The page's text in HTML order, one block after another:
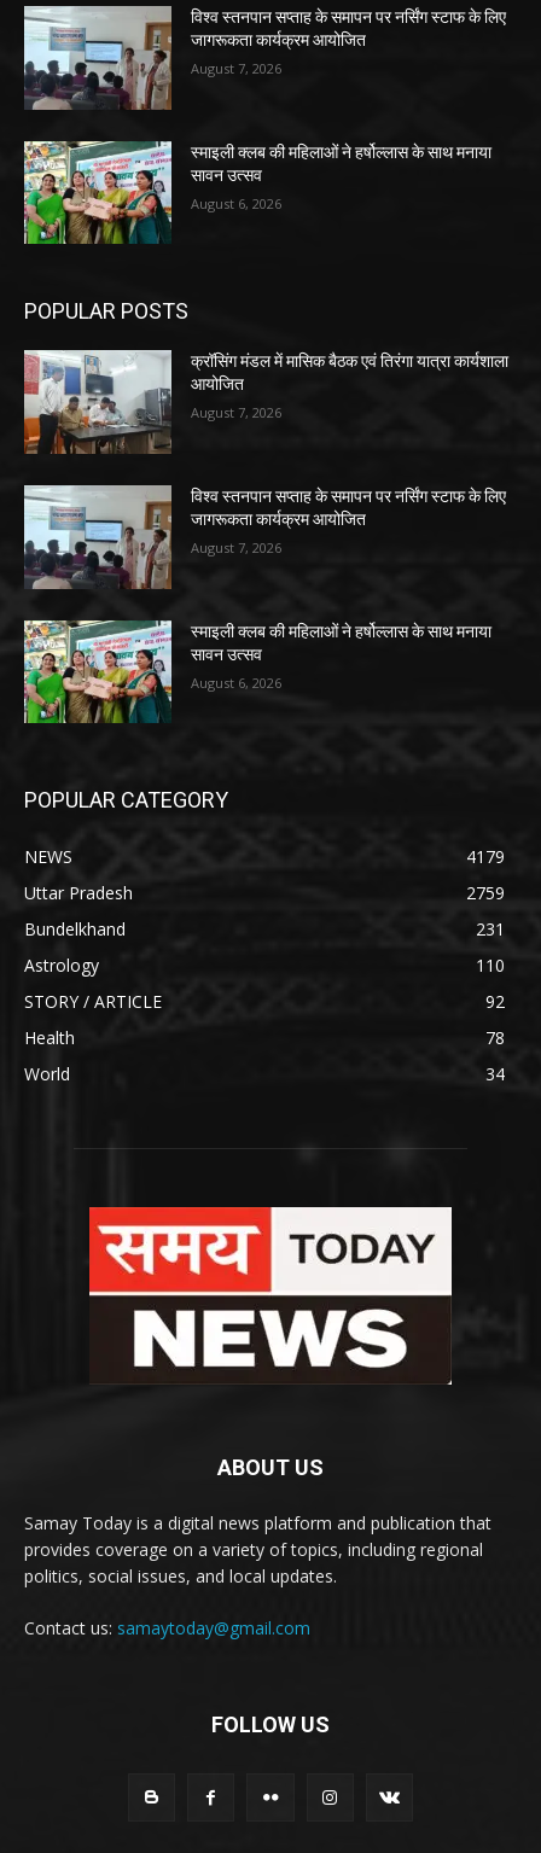
विश्व स्तनपान सप्ताह के समापन पर नर्सिंग स्टाफ के लिए
जागरूकता कार्यक्रम आयोजित
August 7, 2026
स्माइली क्लब की महिलाओं ने हर्षोल्लास के साथ मनाया
सावन उत्सव
August 6, 2026
POPULAR POSTS
क्रॉसिंग मंडल में मासिक बैठक एवं तिरंगा यात्रा कार्यशाला
आयोजित
August 7, 2026
विश्व स्तनपान सप्ताह के समापन पर नर्सिंग स्टाफ के लिए
जागरूकता कार्यक्रम आयोजित
August 7, 2026
स्माइली क्लब की महिलाओं ने हर्षोल्लास के साथ मनाया
सावन उत्सव
August 6, 2026
POPULAR CATEGORY
NEWS
4179
Uttar Pradesh
2759
Bundelkhand
231
Astrology
110
STORY / ARTICLE
92
Health
78
World
34
ABOUT US
Samay Today is a digital news platform and publication that
provides coverage on a variety of topics, including regional
politics, social issues, and local updates.
Contact us: samaytoday@gmail.com
FOLLOW US